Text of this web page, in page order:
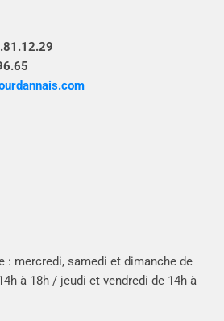
: mercredi, samedi et dimanche de
à 18h / jeudi et vendredi de 14h à